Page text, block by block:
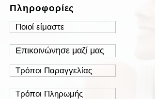
Πληροφορίες
Ποιοί είμαστε
Επικοινώνησε μαζί μας
Τρόποι Παραγγελίας
Τρόποι Πληρωμής